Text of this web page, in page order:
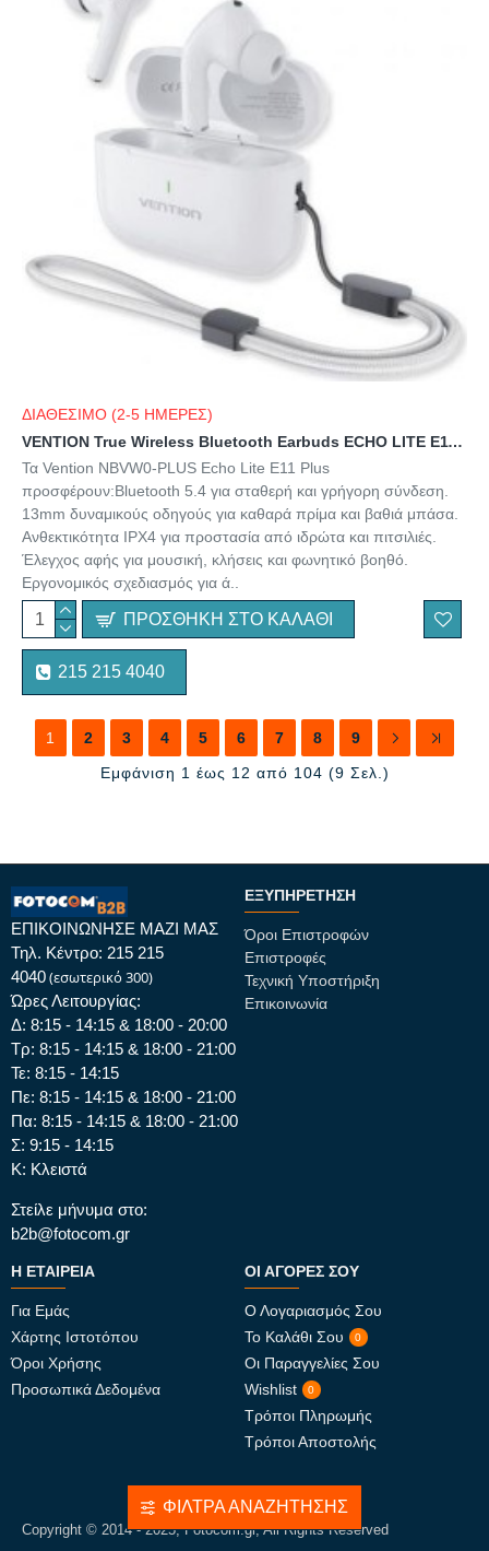
ΔΙΑΘΕΣΙΜΟ (2-5 ΗΜΕΡΕΣ)
VENTION True Wireless Bluetooth Earbuds ECHO LITE E11 Plus White (NBVW0-Plus) (VENNBVW0-Plus)
Τα Vention NBVW0-PLUS Echo Lite E11 Plus
προσφέρουν:Bluetooth 5.4 για σταθερή και γρήγορη σύνδεση.
13mm δυναμικούς οδηγούς για καθαρά πρίμα και βαθιά μπάσα.
Ανθεκτικότητα IPX4 για προστασία από ιδρώτα και πιτσιλιές.
Έλεγχος αφής για μουσική, κλήσεις και φωνητικό βοηθό.
Εργονομικός σχεδιασμός για ά..
ΠΡΟΣΘΉΚΗ ΣΤΟ ΚΑΛΆΘΙ
215 215 4040
1 2 3 4 5 6 7 8
9
Εμφάνιση 1 έως 12 από 104 (9 Σελ.)
ΕΠΙΚΟΙΝΩΝΗΣΕ ΜΑΖΙ ΜΑΣ
Τηλ. Κέντρο: 215 215
4040(εσωτερικό 300)
Ώρες Λειτουργίας:
Δ: 8:15 - 14:15 & 18:00 - 20:00
Τρ: 8:15 - 14:15 & 18:00 - 21:00
Τε: 8:15 - 14:15
Πε: 8:15 - 14:15 & 18:00 - 21:00
Πα: 8:15 - 14:15 & 18:00 - 21:00
Σ: 9:15 - 14:15
Κ: Κλειστά
Στείλε μήνυμα στο:
b2b@fotocom.gr
ΕΞΥΠΗΡΈΤΗΣΗ
Όροι Επιστροφών
Επιστροφές
Τεχνική Υποστήριξη
Επικοινωνία
Η ΕΤΑΙΡΕΊΑ
Για Εμάς
Χάρτης Ιστοτόπου
Όροι Χρήσης
Προσωπικά Δεδομένα
ΟΙ ΑΓΟΡΈΣ ΣΟΥ
Ο Λογαριασμός Σου
Το Καλάθι Σου
0
Οι Παραγγελίες Σου
Wishlist
0
Τρόποι Πληρωμής
Τρόποι Αποστολής
Copyright © 2014 - 2025, Fotocom.gr, All Rights Reserved
ΦΊΛΤΡΑ ΑΝΑΖΉΤΗΣΗΣ